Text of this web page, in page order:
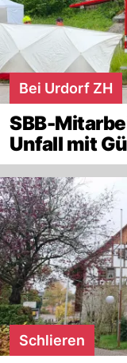
Bei Urdorf ZH
SBB-
Unfall mit
Schlieren